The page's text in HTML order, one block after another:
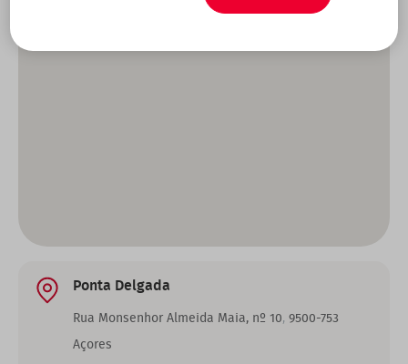
Ponta Delgada
Rua Monsenhor Almeida Maia, nº 10, 9500-753
Açores